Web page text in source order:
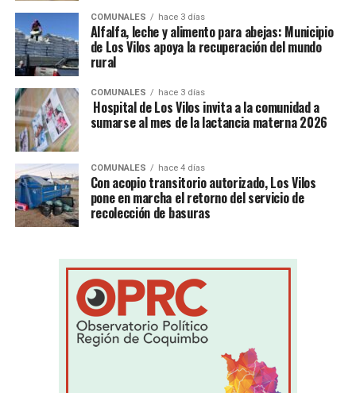
COMUNALES hace 3 días
Alfalfa, leche y alimento para abejas: Municipio
de Los Vilos apoya la recuperación del mundo
rural
COMUNALES hace 3 días
Hospital de Los Vilos invita a la comunidad a
sumarse al mes de la lactancia materna 2026
COMUNALES hace 4 días
Con acopio transitorio autorizado, Los Vilos
pone en marcha el retorno del servicio de
recolección de basuras